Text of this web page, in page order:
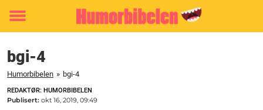
Toggle
bgi-4
Humorbibelen » bgi-4
REDAKTØR: HUMORBIBELEN
Publisert: okt 16, 2019, 09:49